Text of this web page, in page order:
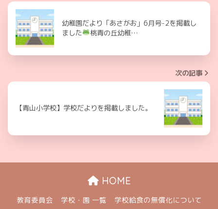
幼稚園だより「あさがお」6月号-2を掲載し
ました
桃青の丘幼稚…
次の記事
【青山小学校】学校だよりを掲載しました。
HOME
教育委員会 学校・園 一覧
学校給食の無償化について